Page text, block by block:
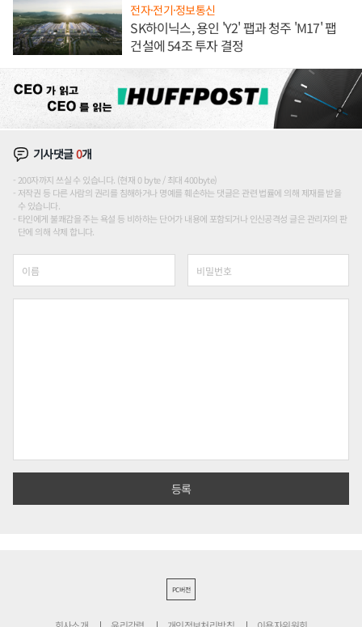
전자·전기·정보통신
SK하이닉스, 용인 'Y2' 팹과 청주 'M17' 팹
건설에 54조 투자 결정
기사댓글0개
200자까지 쓰실 수 있습니다. (현재 0 byte / 최대 400byte)
저작권 등 다른 사람의 권리를 침해하거나 명예를 훼손하는 댓글은 관련 법률에 의해 제재를 받을
수 있습니다.
타인에게 불쾌감을 주는 욕설 등 비하하는 단어가 내용에 포함되거나 인신공격성 글은 관리자의 판
단에 의해 삭제 합니다.
PC버전